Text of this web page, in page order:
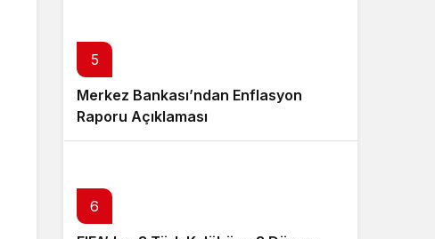
5
Merkez Bankası’ndan Enflasyon
Raporu Açıklaması
6